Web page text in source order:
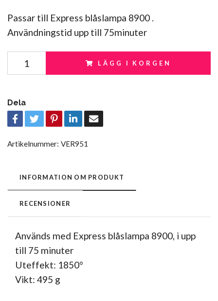
Passar till Express blåslampa 8900 .
Användningstid upp till 75minuter
LÄGG I KORGEN
Dela
Artikelnummer: VER951
INFORMATION OM PRODUKT
RECENSIONER
Används med Express blåslampa 8900, i upp
till 75 minuter
Uteffekt: 1850°
Vikt: 495 g